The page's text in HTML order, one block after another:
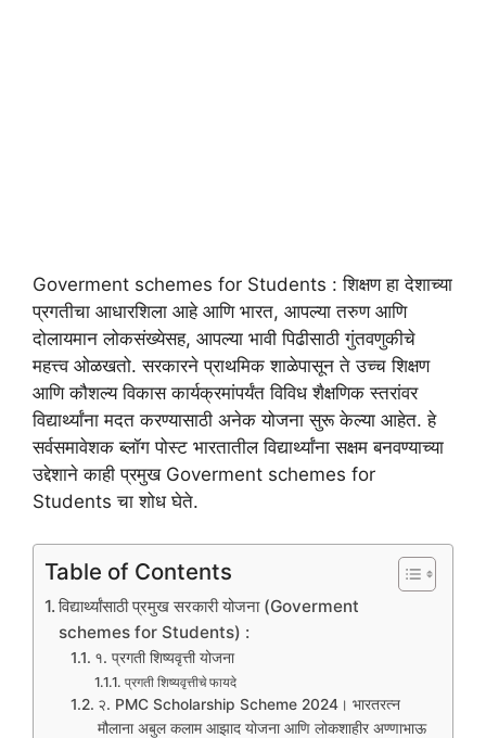
Goverment schemes for Students : शिक्षण हा देशाच्या
प्रगतीचा आधारशिला आहे आणि भारत, आपल्या तरुण आणि
दोलायमान लोकसंख्येसह, आपल्या भावी पिढीसाठी गुंतवणुकीचे
महत्त्व ओळखतो. सरकारने प्राथमिक शाळेपासून ते उच्च शिक्षण
आणि कौशल्य विकास कार्यक्रमांपर्यंत विविध शैक्षणिक स्तरांवर
विद्यार्थ्यांना मदत करण्यासाठी अनेक योजना सुरू केल्या आहेत. हे
सर्वसमावेशक ब्लॉग पोस्ट भारतातील विद्यार्थ्यांना सक्षम बनवण्याच्या
उद्देशाने काही प्रमुख Goverment schemes for
Students चा शोध घेते.
Table of Contents
विद्यार्थ्यांसाठी प्रमुख सरकारी योजना (Goverment
schemes for Students) :
१. प्रगती शिष्यवृत्ती योजना
प्रगती शिष्यवृत्तीचे फायदे
२. PMC Scholarship Scheme 2024। भारतरत्न
मौलाना अबुल कलाम आझाद योजना आणि लोकशाहीर अण्णाभाऊ